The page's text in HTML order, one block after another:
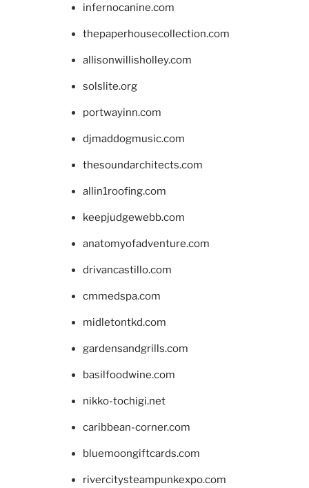
infernocanine.com
thepaperhousecollection.com
allisonwillisholley.com
solslite.org
portwayinn.com
djmaddogmusic.com
thesoundarchitects.com
allin1roofing.com
keepjudgewebb.com
anatomyofadventure.com
drivancastillo.com
cmmedspa.com
midletontkd.com
gardensandgrills.com
basilfoodwine.com
nikko-tochigi.net
caribbean-corner.com
bluemoongiftcards.com
rivercitysteampunkexpo.com